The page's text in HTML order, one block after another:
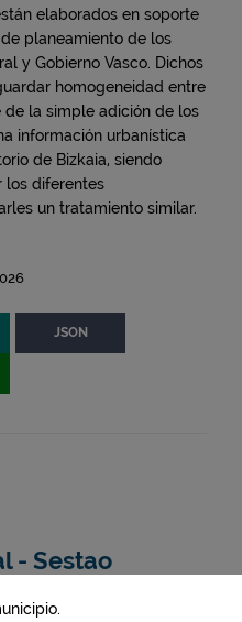
elaborados en soporte
planeamiento de los
y Gobierno Vasco. Dichos
homogeneidad entre
de la simple adición de los
información urbanística
de Bizkaia, siendo
los diferentes
un tratamiento similar.
JSON
- Sestao